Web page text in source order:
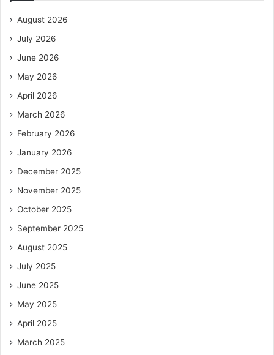
August 2026
July 2026
June 2026
May 2026
April 2026
March 2026
February 2026
January 2026
December 2025
November 2025
October 2025
September 2025
August 2025
July 2025
June 2025
May 2025
April 2025
March 2025